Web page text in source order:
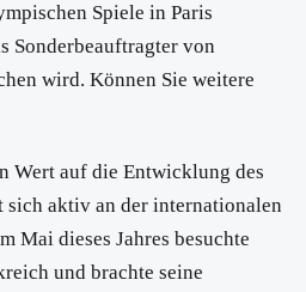
Spiele in Paris
Sonderbeauftragter von
wird. Können Sie weitere
Wert auf die Entwicklung des
sich aktiv an der internationalen
Mai dieses Jahres besuchte
und brachte seine